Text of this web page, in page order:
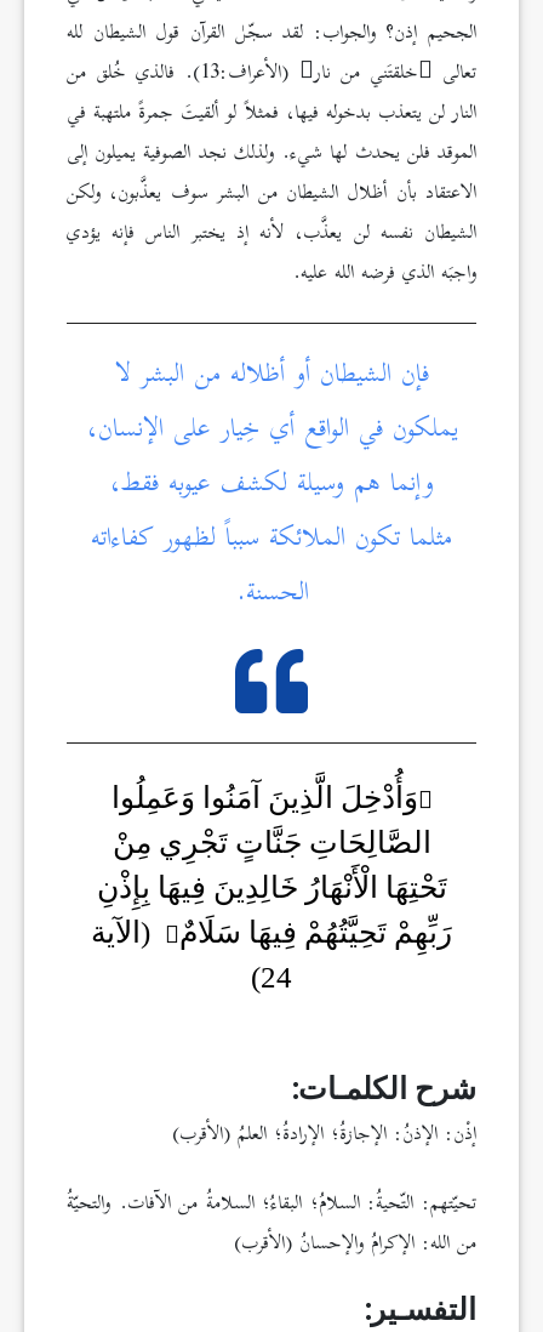
الجحيم إذن؟ والجواب: لقد سجّل القرآن قول الشيطان لله
تعالى خلقتَني من نار
(الأعراف:13). فالذي خُلق من
النار لن يتعذب بدخوله فيها، فمثلاً لو ألقيتَ جمرةً ملتهبة في
الموقد فلن يحدث لها شيء. ولذلك نجد الصوفية يميلون إلى
الاعتقاد بأن أظلال الشيطان من البشر سوف يعذَّبون، ولكن
الشيطان نفسه لن يعذَّب، لأنه إذ يختبر الناس فإنه يؤدي
واجبَه الذي فرضه الله عليه.
فإن الشيطان أو أظلاله من البشر لا
يملكون في الواقع أي خِيار على الإنسان،
وإنما هم وسيلة لكشف عيوبه فقط،
مثلما تكون الملائكة سبباً لظهور كفاءاته
الحسنة.
وَأُدْخِلَ الَّذِينَ آمَنُوا وَعَمِلُوا
الصَّالِحَاتِ جَنَّاتٍ تَجْرِي مِنْ
تَحْتِهَا الْأَنْهَارُ خَالِدِينَ فِيهَا بِإِذْنِ
رَبِّهِمْ تَحِيَّتُهُمْ فِيهَا سَلَامٌ
(الآية
24)
شرح الكلمـات:
إذْن: الإذنُ: الإجازةُ؛ الإرادةُ؛ العلمُ (الأقرب)
تحيّتهم: التّحيةُ: السلامُ؛ البقاءُ؛ السلامةُ من الآفات. والتحيّةُ
من الله: الإكرامُ والإحسانُ (الأقرب)
التفسـير: